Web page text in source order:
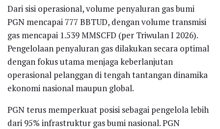
Dari sisi operasional, volume penyaluran gas bumi
PGN mencapai 777 BBTUD, dengan volume transmisi
gas mencapai 1.539 MMSCFD (per Triwulan I 2026).
Pengelolaan penyaluran gas dilakukan secara optimal
dengan fokus utama menjaga keberlanjutan
operasional pelanggan di tengah tantangan dinamika
ekonomi nasional maupun global.
PGN terus memperkuat posisi sebagai pengelola lebih
dari 95% infrastruktur gas bumi nasional. PGN